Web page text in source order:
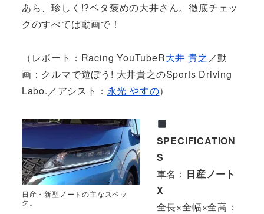
あら、珍しく!?ベタ褒めの大井さん。徹底チェッ
クのすべては動画で！
（レポート：Racing YouTubeR大井 貴之 ／動
画：クルマで遊ぼう! 大井貴之のSports Driving
Labo.／アシスト： 永光 やすの）
日産・新型ノートの主なスペッ
ク。
SPECIFICATION
S
車名： 日産ノート
X
全長×全幅×全高：